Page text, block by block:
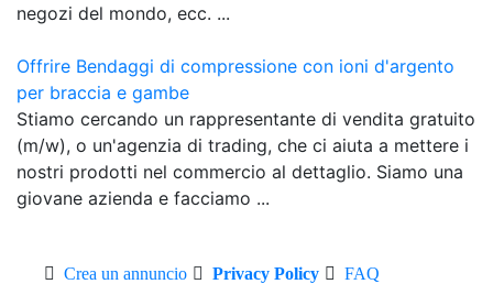
negozi del mondo, ecc. ...
Offrire Bendaggi di compressione con ioni d'argento
per braccia e gambe
Stiamo cercando un rappresentante di vendita gratuito
(m/w), o un'agenzia di trading, che ci aiuta a mettere i
nostri prodotti nel commercio al dettaglio. Siamo una
giovane azienda e facciamo ...
Crea un annuncio Privacy Policy FAQ